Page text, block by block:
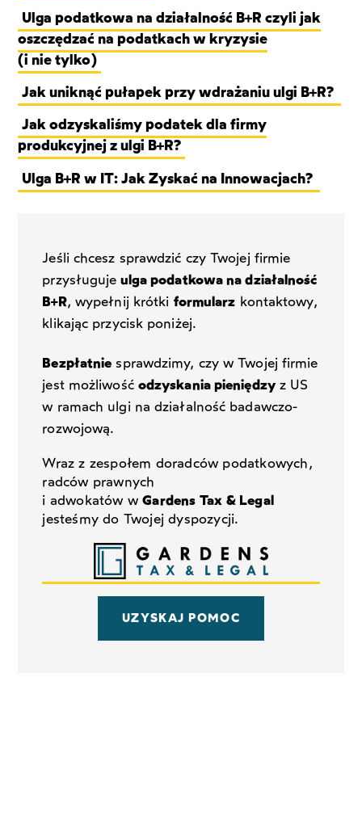
Ulga podatkowa na działalność B+R czyli jak
oszczędzać na podatkach w kryzysie
(i nie tylko)
Jak uniknąć pułapek przy wdrażaniu ulgi B+R?
Jak odzyskaliśmy podatek dla firmy
produkcyjnej z ulgi B+R?
Ulga B+R w IT: Jak Zyskać na Innowacjach?
Jeśli chcesz sprawdzić czy Twojej firmie
przysługuje ulga podatkowa na działalność
B+R, wypełnij krótki formularz kontaktowy,
klikając przycisk poniżej.
Bezpłatnie sprawdzimy, czy w Twojej firmie
jest możliwość odzyskania pieniędzyz US
w ramach ulgi na działalność badawczo-
rozwojową.
Wraz z zespołem doradców podatkowych,
radców prawnych
i adwokatów wGardens Tax & Legal
jesteśmy do Twojej dyspozycji.
UZYSKAJ POMOC